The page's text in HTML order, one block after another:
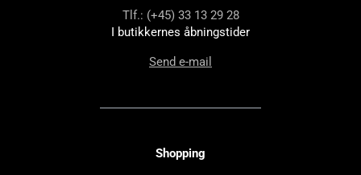
Tlf.: (+45) 33 13 29 28
I butikkernes åbningstider
Send e-mail
Shopping